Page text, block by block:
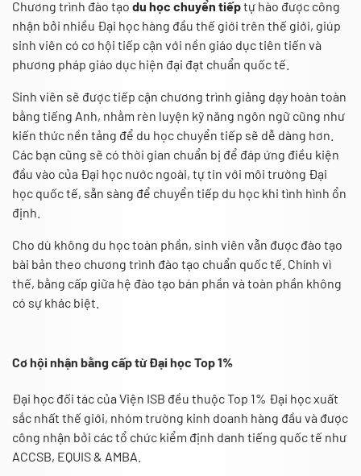
Chương trình đào tạo du học chuyển tiếptự hào được công
nhận bởi nhiều Đại học hàng đầu thế giới trên thế giới, giúp
sinh viên có cơ hội tiếp cận với nền giáo dục tiên tiến và
phương pháp giáo dục hiện đại đạt chuẩn quốc tế.
Sinh viên sẽ được tiếp cận chương trình giảng dạy hoàn toàn
bằng tiếng Anh, nhằm rèn luyện kỹ năng ngôn ngữ cũng như
kiến thức nền tảng để du học chuyển tiếp sẽ dễ dàng hơn.
Các bạn cũng sẽ có thời gian chuẩn bị để đáp ứng điều kiện
đầu vào của Đại học nước ngoài, tự tin với môi trường Đại
học quốc tế, sẵn sàng để chuyển tiếp du học khi tình hình ổn
định.
Cho dù không du học toàn phần, sinh viên vẫn được đào tạo
bài bản theo chương trình đào tạo chuẩn quốc tế. Chính vì
thế, bằng cấp giữa hệ đào tạo bán phần và toàn phần không
có sự khác biệt.
Cơ hội nhận bằng cấp từ Đại học Top 1%
Đại học đối tác của Viện ISB đều thuộc Top 1% Đại học xuất
sắc nhất thế giới, nhóm trường kinh doanh hàng đầu và được
công nhận bởi các tổ chức kiểm định danh tiếng quốc tế như
ACCSB, EQUIS & AMBA.